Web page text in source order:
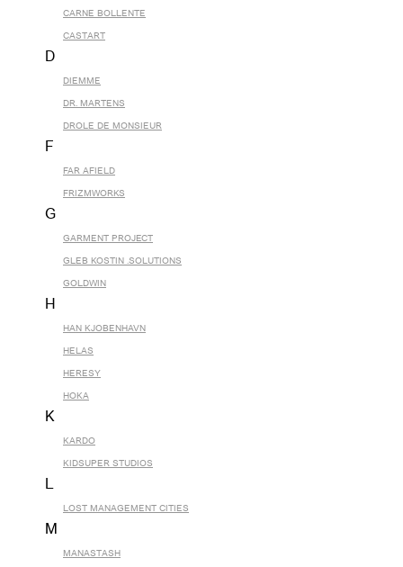
CARNE BOLLENTE
CASTART
D
DIEMME
DR. MARTENS
DROLE DE MONSIEUR
F
FAR AFIELD
FRIZMWORKS
G
GARMENT PROJECT
GLEB KOSTIN .SOLUTIONS
GOLDWIN
H
HAN KJOBENHAVN
HELAS
HERESY
HOKA
K
KARDO
KIDSUPER STUDIOS
L
LOST MANAGEMENT CITIES
M
MANASTASH